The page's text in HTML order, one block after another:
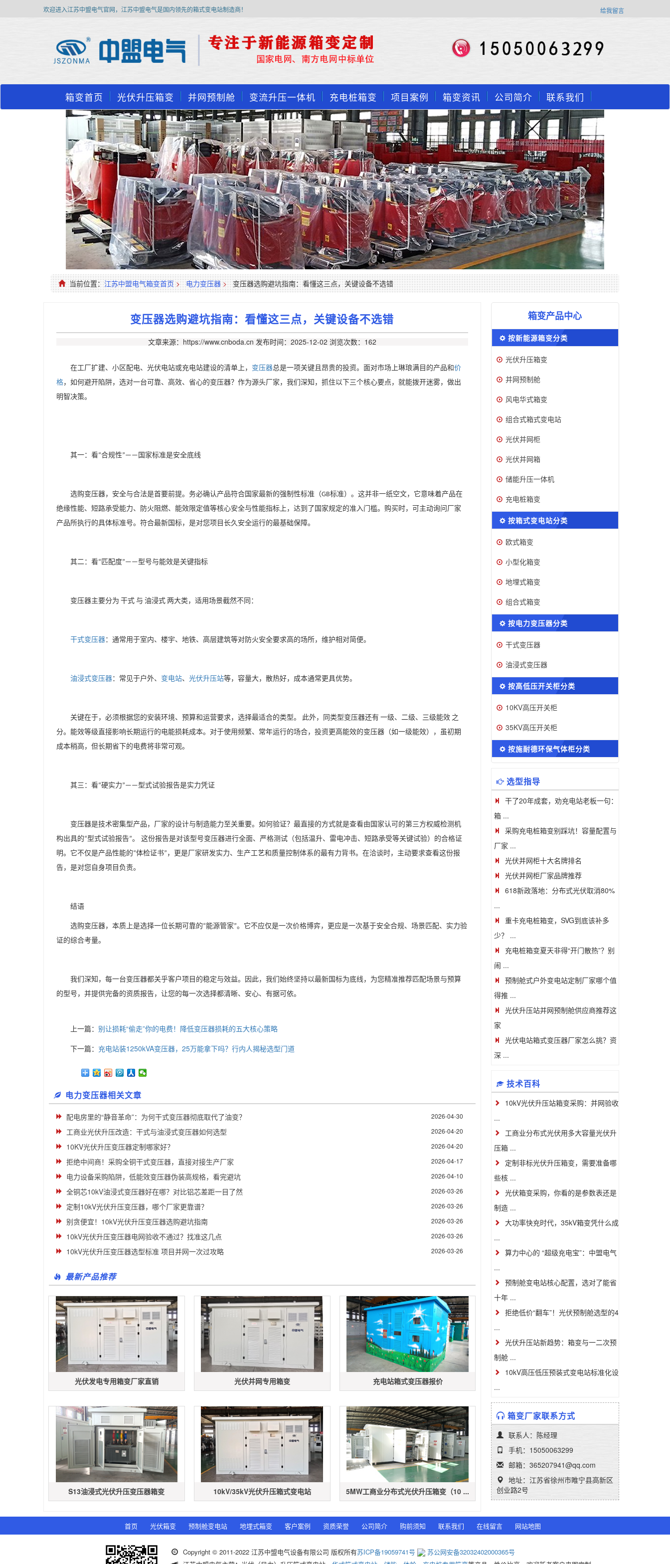
欢迎进入江苏中盟电气官网，江苏中盟电气是国内领先的箱式变电站制造商！ 给我留言
箱变首页 光伏升压箱变 并网预制舱 变流升压一体机 充电桩箱变 项目案例 箱变资讯 公司简介 联系我们
当前位置：江苏中盟电气箱变首页 > 电力变压器 > 变压器选购避坑指南：看懂这三点，关键设备不选错
变压器选购避坑指南：看懂这三点，关键设备不选错
文章来源：https://www.cnboda.cn 发布时间：2025-12-02 浏览次数：162
在工厂扩建、小区配电、光伏电站或充电站建设的清单上， 变压器总是一项关键且昂贵的投资。面对市场上琳琅满目的产品和价
格，如何避开陷阱，选对一台可靠、高效、省心的变压器？作为源头厂家，我们深知，抓住以下三个核心要点，就能拨开迷雾，做出
明智决策。
其一：看“合规性”—— 国家标准是安全底线
选购变压器，安全与合法是首要前提。务必确认产品符合国家最新的强制性标准（GB标准）。这并非一纸空文，它意味着产品在
绝缘性能、短路承受能力、防火阻燃、能效限定值等核心安全与性能指标上，达到了国家规定的准入门槛。购买时，可主动询问厂家
产品所执行的具体标准号。符合最新国标，是对您项目长久安全运行的最基础保障。
其二：看“ 匹配度”——型号与能效是关键指标
变压器主要分为 干式 与 油浸式 两大类，适用场景截然不同：
干式变压器：通常用于室内、楼宇、地铁、高层建筑等对防火安全要求高的场所，维护相对简便。
油浸式变压器：常见于户外、 变电站、 光伏升压站等，容量大，散热好，成本通常更具优势。
关键在于，必须根据您的安装环境、预算和运营要求，选择最适合的类型。 此外，同类型变压器还有 一级、二级、三级能效 之
分。能效等级直接影响长期运行的电能损耗成本。对于使用频繁、常年运行的场合，投资更高能效的变压器（如一级能效），虽初期
成本稍高，但长期省下的电费将非常可观。
其三：看“硬实力”——型式试验报告是实力凭证
变压器是技术密集型产品，厂家的设计与制造能力至关重要。如何验证？最直接的方式就是查看由国家认可的第三方权威检测机
构出具的“型式试验报告”。 这份报告是对该型号变压器进行全面、严格测试（包括温升、雷电冲击、短路承受等关键试验）的合格证
明。它不仅是产品性能的“体检证书” ，更是厂家研发实力、生产工艺和质量控制体系的最有力背书。在洽谈时，主动要求查看这份报
告，是对您自身项目负责。
结语
选购变压器，本质上是选择一位长期可靠的“能源管家”。它不应仅是一次价格博弈，更应是一次基于安全合规、场景匹配、实力验
证的综合考量。
我们深知，每一台变压器都关乎客户项目的稳定与效益。因此，我们始终坚持以最新国标为底线，为您精准推荐匹配场景与预算
的型号，并提供完备的资质报告，让您的每一次选择都清晰、安心、有据可依。
上一篇： 别让损耗“偷走”你的电费！降低变压器损耗的五大核心策略
下一篇： 充电站装1250kVA变压器，25万能拿下吗？行内人揭秘选型门道
电力变压器相关文章
配电房里的“静音革命”：为何干式变压器彻底取代了油变？ 2026-04-30
工商业光伏升压改造：干式与油浸式变压器如何选型 2026-04-20
10KV光伏升压变压器定制哪家好？ 2026-04-20
拒绝中间商！采购全铜干式变压器，直接对接生产厂家 2026-04-17
电力设备采购陷阱，低能效变压器伪装高规格，看完避坑 2026-04-10
全铜芯10kV油浸式变压器好在哪？对比铝芯差距一目了然 2026-03-26
定制10kV光伏升压变压器，哪个厂家更靠谱？ 2026-03-26
别贪便宜！10kV光伏升压变压器选购避坑指南 2026-03-26
10kV光伏升压变压器电网验收不通过？找准这几点 2026-03-26
10kV光伏升压变压器选型标准 项目并网一次过攻略 2026-03-26
最新产品推荐
光伏发电专用箱变厂家直销 光伏并网专用箱变 充电站箱式变压器报价
S13油浸式光伏升压变压器箱变 10kV/35kV光伏升压箱式变电站 5MW工商业分布式光伏升压箱变（10 ...
箱变产品中心
按新能源箱变分类
光伏升压箱变
并网预制舱
风电华式箱变
组合式箱式变电站
光伏并网柜
光伏并网箱
储能升压一体机
充电桩箱变
按箱式变电站分类
欧式箱变
小型化箱变
地埋式箱变
组合式箱变
按电力变压器分类
干式变压器
油浸式变压器
按高低压开关柜分类
10KV高压开关柜
35KV高压开关柜
按施耐德环保气体柜分类
选型指导
干了20年成套，劝充电站老板一句：
箱 ...
采购充电桩箱变别踩坑！容量配置与
厂家 ...
光伏并网柜十大名牌排名
光伏并网柜厂家品牌推荐
618新政落地：分布式光伏取消80%
...
重卡充电桩箱变，SVG到底该补多
少？ ...
充电桩箱变夏天非得“开门散热”？别
闹 ...
预制舱式户外变电站定制厂家哪个值
得推 ...
光伏升压站并网预制舱供应商推荐这
家
光伏电站箱式变压器厂家怎么挑？资
深 ...
技术百科
10kV光伏升压站箱变采购：并网验收
...
工商业分布式光伏用多大容量光伏升
压箱 ...
定制非标光伏升压箱变，需要准备哪
些核 ...
光伏箱变采购，你看的是参数表还是
制造 ...
大功率快充时代，35kV箱变凭什么成
...
算力中心的 “超级充电宝”：中盟电气
...
预制舱变电站核心配置，选对了能省
十年 ...
拒绝低价“翻车”！光伏预制舱选型的4
...
光伏升压站新趋势：箱变与一二次预
制舱 ...
10kV高压低压预装式变电站标准化设
...
箱变厂家联系方式
联系人：陈经理
手机：15050063299
邮箱：365207941@qq.com
地址：江苏省徐州市睢宁县高新区
创业路2号
首页 光伏箱变 预制舱变电站 地埋式箱变 客户案例 资质荣誉 公司简介 购前须知 联系我们 在线留言 网站地图
Copyright © 2011-2022 江苏中盟电气设备有限公司 版权所有苏ICP备19059741号
苏公网安备32032402000365号